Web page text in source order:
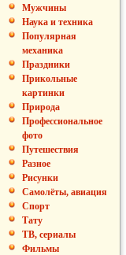
Мужчины
Наука и техника
Популярная
механика
Праздники
Прикольные
картинки
Природа
Профессиональное
фото
Путешествия
Разное
Рисунки
Самолёты, авиация
Спорт
Тату
ТВ, сериалы
Фильмы